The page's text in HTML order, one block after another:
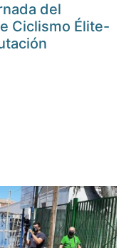
del
Ciclismo Élite-